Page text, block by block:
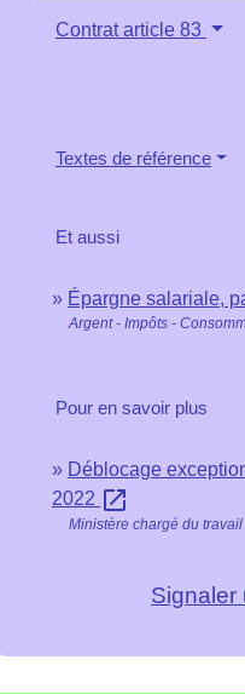
Contrat article 83
Textes de référence
Et aussi
Épargne salariale,
Argent - Impôts -
Pour en savoir plus
Déblocage
2022 open_in_new
Ministère chargé du travail
Signaler